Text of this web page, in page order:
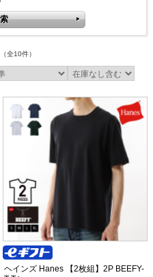
（全10件）
ヘインズ Hanes 【2枚組】2P BEEFY-